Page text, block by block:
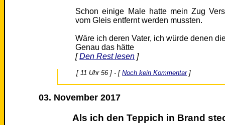
Schon einige Male hatte mein Zug
vom Gleis entfernt werden mussten.
Wäre ich deren Vater, ich würde denen
Genau das hätte
[Den Rest lesen ]
[ 11 Uhr 56 ] - [Noch kein Kommentar]
03. November 2017
Als ich den Teppich in Brand